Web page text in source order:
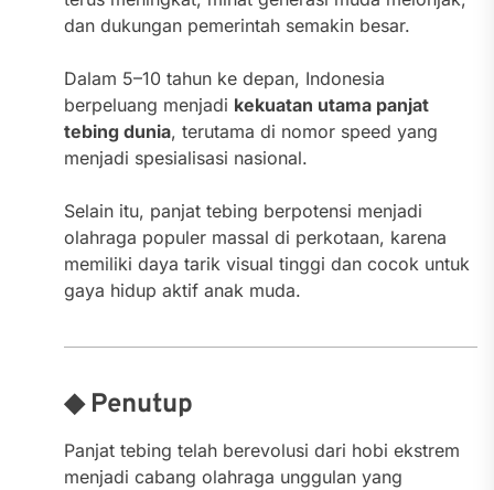
dan dukungan pemerintah semakin besar.
Dalam 5–10 tahun ke depan, Indonesia
berpeluang menjadi kekuatan utama panjat
tebing dunia, terutama di nomor speed yang
menjadi spesialisasi nasional.
Selain itu, panjat tebing berpotensi menjadi
olahraga populer massal di perkotaan, karena
memiliki daya tarik visual tinggi dan cocok untuk
gaya hidup aktif anak muda.
◆ Penutup
Panjat tebing telah berevolusi dari hobi ekstrem
menjadi cabang olahraga unggulan yang